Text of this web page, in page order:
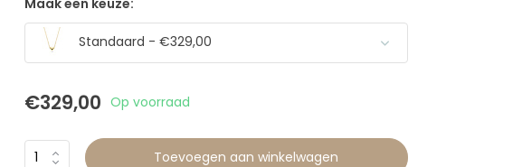
Maak een keuze:
Standaard - €329,00
€329,00 Op voorraad
Toevoegen aan winkelwagen